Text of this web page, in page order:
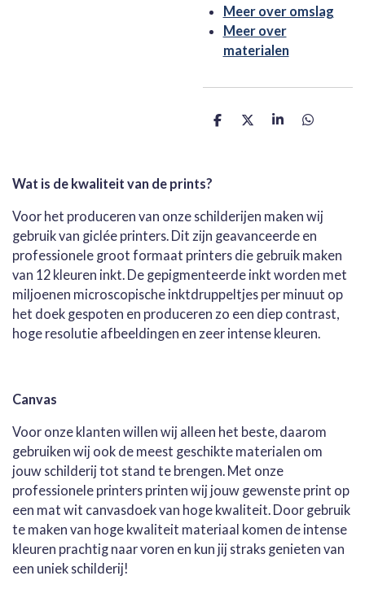
Meer over omslag
Meer over
materialen
D
D
S
D
Wat is de kwaliteit van de prints?
Voor het produceren van onze schilderijen maken wij
gebruik van giclée printers. Dit zijn geavanceerde en
professionele groot formaat printers die gebruik maken
van 12 kleuren inkt. De gepigmenteerde inkt worden met
miljoenen microscopische inktdruppeltjes per minuut op
het doek gespoten en produceren zo een diep contrast,
hoge resolutie afbeeldingen en zeer intense kleuren.
Canvas
Voor onze klanten willen wij alleen het beste, daarom
gebruiken wij ook de meest geschikte materialen om
jouw schilderij tot stand te brengen. Met onze
professionele printers printen wij jouw gewenste print op
een mat wit canvasdoek van hoge kwaliteit. Door gebruik
te maken van hoge kwaliteit materiaal komen de intense
kleuren prachtig naar voren en kun jij straks genieten van
een uniek schilderij!